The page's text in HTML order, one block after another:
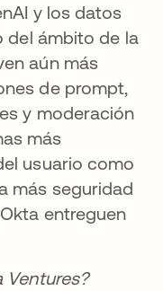
y los datos
del ámbito de la
aún más
de prompt,
y moderación
más
usuario como
más seguridad
entreguen
Ventures?